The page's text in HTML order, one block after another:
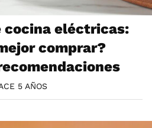
cocina eléctricas:
comprar?
5 AÑOS